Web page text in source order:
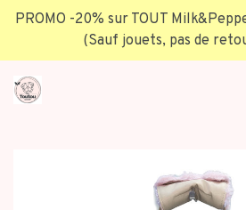
PROMO -20% sur TOUT
(Sauf jouets, pas de